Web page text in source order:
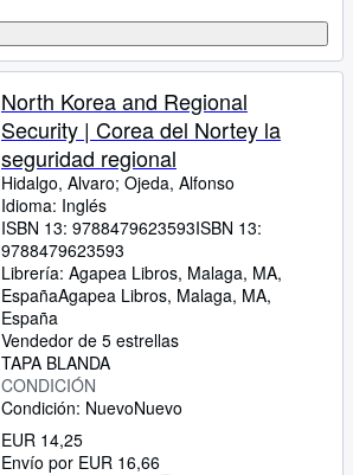
North Korea and Regional
Security | Corea del Nortey la
seguridad regional
Hidalgo, Alvaro; Ojeda, Alfonso
Idioma: Inglés
ISBN 13: 9788479623593ISBN 13:
9788479623593
Librería: Agapea Libros, Malaga, MA,
EspañaAgapea Libros, Malaga, MA,
España
Vendedor de 5 estrellas
TAPA BLANDA
CONDICIÓN
Condición: NuevoNuevo
EUR 14,25
Envío por EUR 16,66